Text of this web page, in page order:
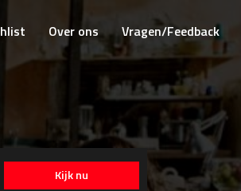
Over ons Vragen/Feedback
Kijk nu